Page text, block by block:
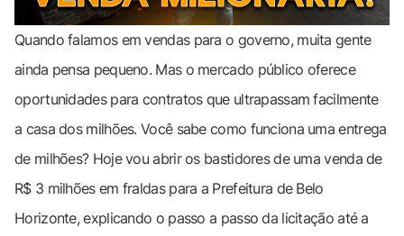
Quando falamos em vendas para o governo, muita gente
ainda pensa pequeno. Mas o mercado público oferece
oportunidades para contratos que ultrapassam facilmente
a casa dos milhões. Você sabe como funciona uma entrega
de milhões? Hoje vou abrir os bastidores de uma venda de
R$ 3 milhões em fraldas para a Prefeitura de Belo
Horizonte, explicando o passo a passo da licitação até a